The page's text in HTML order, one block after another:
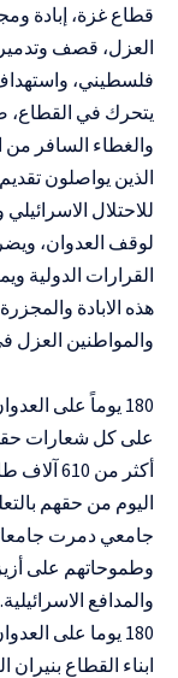
قطاع غزة، إبادة
العزل، قصف
فلسطيني،
يتحرك في القطاع،
والغطاء السافر من
الذين يواصلون
للاحتلال
لوقف العدوان،
القرارات الدولية
هذه الابادة
والمواطنين العزل
180 يوماً على
على كل شعارات
أكثر من
جامعي دمرت
وطموحاتهم على
والمدافع الاسرائيلية.
ابناء القطاع